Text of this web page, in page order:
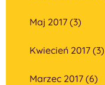
Maj 2017 (3)
Kwiecień 2017 (3)
Marzec 2017 (6)